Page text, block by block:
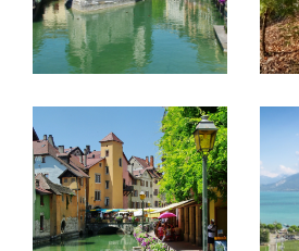
d’Annecy-le-Vieux et des
prenons soin de chaque
transaction, pour offrir à
meilleure visibilité et des
selon vos objectifs et vos
Achat de Maison,
et autres propriétés